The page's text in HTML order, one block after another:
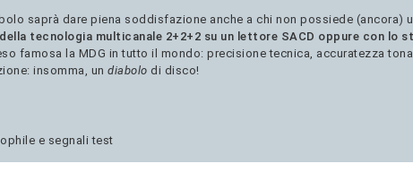
saprà dare piena soddisfazione anche a chi non possiede (ancora)
tecnologia multicanale 2+2+2 su un lettore SACD oppure con lo
famosa la MDG in tutto il mondo: precisione tecnica, accuratezza
insomma, un diabolo di disco!
e segnali test